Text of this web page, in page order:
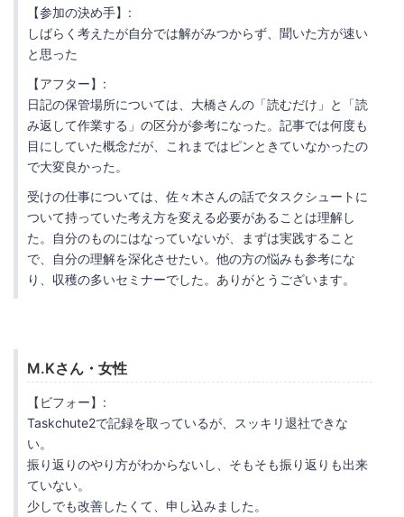
【参加の決め手】:
しばらく考えたが自分では解がみつからず、聞いた方が速い
と思った
【アフター】:
日記の保管場所については、大橋さんの「読むだけ」と「読
み返して作業する」の区分が参考になった。記事では何度も
目にしていた概念だが、これまではピンときていなかったの
で大変良かった。
受けの仕事については、佐々木さんの話でタスクシュートに
ついて持っていた考え方を変える必要があることは理解し
た。自分のものにはなっていないが、まずは実践すること
で、自分の理解を深化させたい。他の方の悩みも参考にな
り、収穫の多いセミナーでした。ありがとうございます。
M.Kさん・女性
【ビフォー】:
Taskchute2で記録を取っているが、スッキリ退社できな
い。
振り返りのやり方がわからないし、そもそも振り返りも出来
ていない。
少しでも改善したくて、申し込みました。